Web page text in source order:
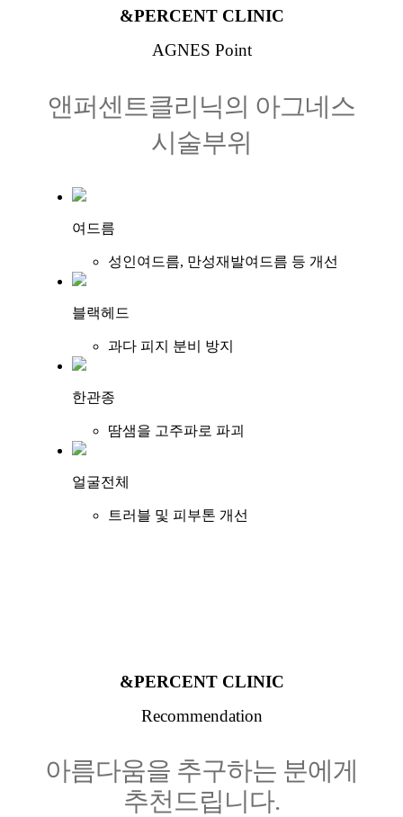
&PERCENT CLINIC
AGNES Point
앤퍼센트클리닉의 아그네스
시술부위
여드름
성인여드름, 만성재발여드름 등 개선
블랙헤드
과다 피지 분비 방지
한관종
땀샘을 고주파로 파괴
얼굴전체
트러블 및 피부톤 개선
&PERCENT CLINIC
Recommendation
아름다움을 추구하는 분에게
추천드립니다.